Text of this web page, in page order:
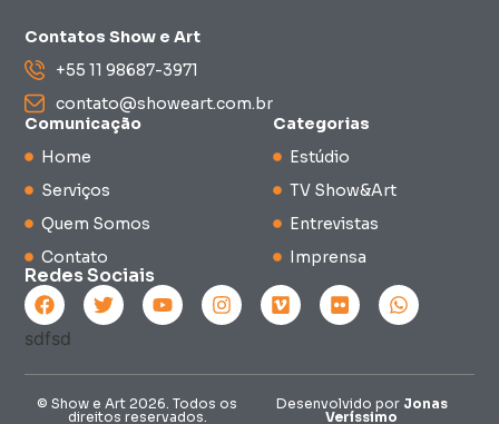
Contatos Show e Art
+55 11 98687-3971
contato@showeart.com.br
Comunicação
Home
Serviços
Quem Somos
Contato
Categorias
Estúdio
TV Show&Art
Entrevistas
Imprensa
Redes Sociais
© Show e Art 2026. Todos os
direitos reservados.
Desenvolvido por Jonas
Veríssimo